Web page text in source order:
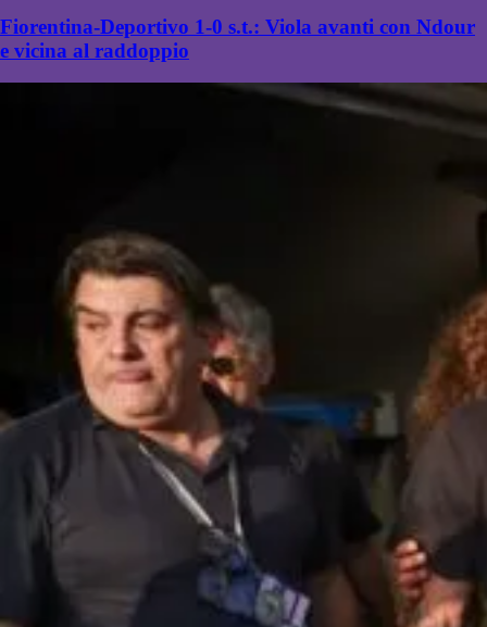
Fiorentina-Deportivo 1-0 s.t.: Viola avanti con Ndour
e vicina al raddoppio